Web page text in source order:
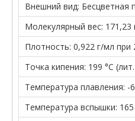
Внешний вид: Бесцветная
Молекулярный вес: 171,23
Плотность: 0,922 г/мл при
Точка кипения: 199 °C
Температура плавления: -
Температура вспышки: 165